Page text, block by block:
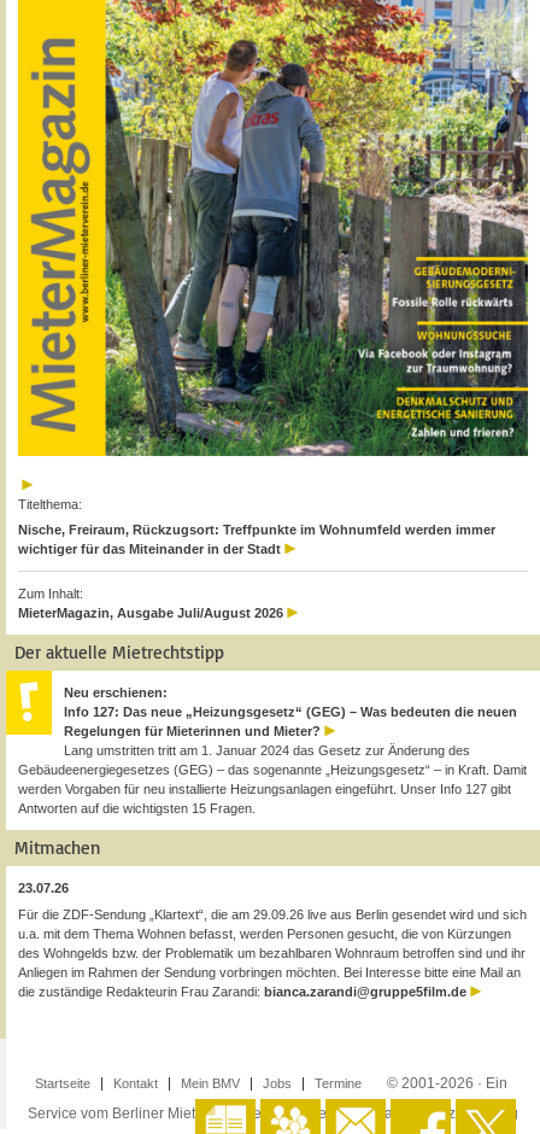
Titelthema:
Nische, Freiraum, Rückzugsort: Treffpunkte im Wohnumfeld werden immer
wichtiger für das Miteinander in der Stadt
Zum Inhalt:
MieterMagazin, Ausgabe Juli/August 2026
Der aktuelle Mietrechtstipp
Neu erschienen:
Info 127: Das neue „Heizungsgesetz“ (GEG) – Was bedeuten die neuen
Regelungen für Mieterinnen und Mieter?
Lang umstritten tritt am 1. Januar 2024 das Gesetz zur Änderung des
Gebäudeenergiegesetzes (GEG) – das sogenannte „Heizungsgesetz“ – in Kraft. Damit
werden Vorgaben für neu installierte Heizungsanlagen eingeführt. Unser Info 127 gibt
Antworten auf die wichtigsten 15 Fragen.
Mitmachen
23.07.26
Für die ZDF-Sendung „Klartext“, die am 29.09.26 live aus Berlin gesendet wird und sich
u.a. mit dem Thema Wohnen befasst, werden Personen gesucht, die von Kürzungen
des Wohngelds bzw. der Problematik um bezahlbaren Wohnraum betroffen sind und ihr
Anliegen im Rahmen der Sendung vorbringen möchten. Bei Interesse bitte eine Mail an
die zuständige Redakteurin Frau Zarandi: bianca.zarandi@gruppe5film.de
Startseite Kontakt Mein BMV Jobs Termine
© 2001-2026 · Ein
Service vom Berliner Mieterverein e.V. ·Impressum·Datenschutzerklärung